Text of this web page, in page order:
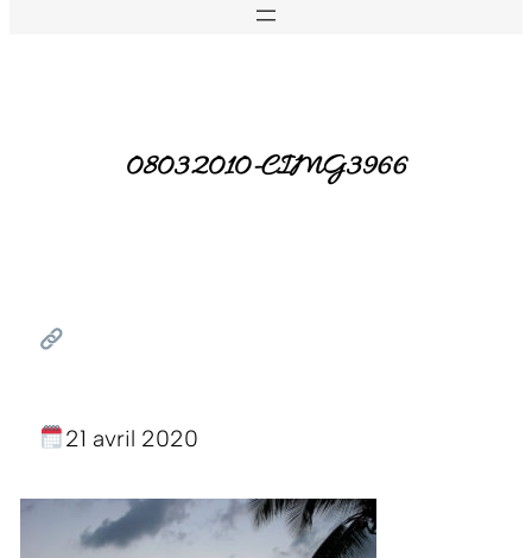
08032010-CIMG3966
21 avril 2020